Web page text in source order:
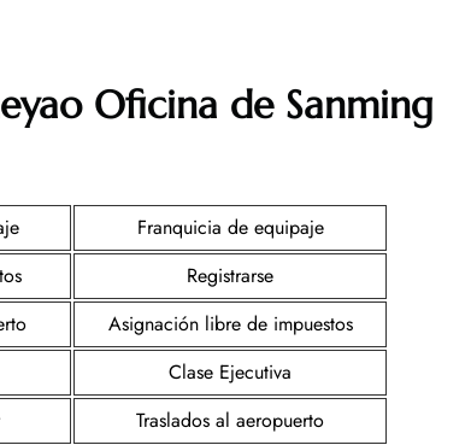
Oficina de Sanming
Franquicia de equipaje
Registrarse
Asignación libre de impuestos
Clase Ejecutiva
Traslados al aeropuerto